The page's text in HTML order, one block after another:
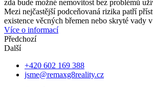
zda bude možné nemovitost bez problémů
Mezi nejčastější podceňovaná rizika patří
existence věcných břemen nebo skryté vady
Více o informací
Předchozí
Další
+420 602 169 388
jsme@remaxg8reality.cz